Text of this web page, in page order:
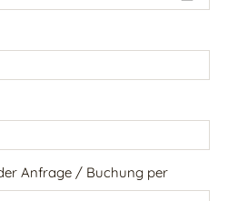
Anfrage / Buchung per